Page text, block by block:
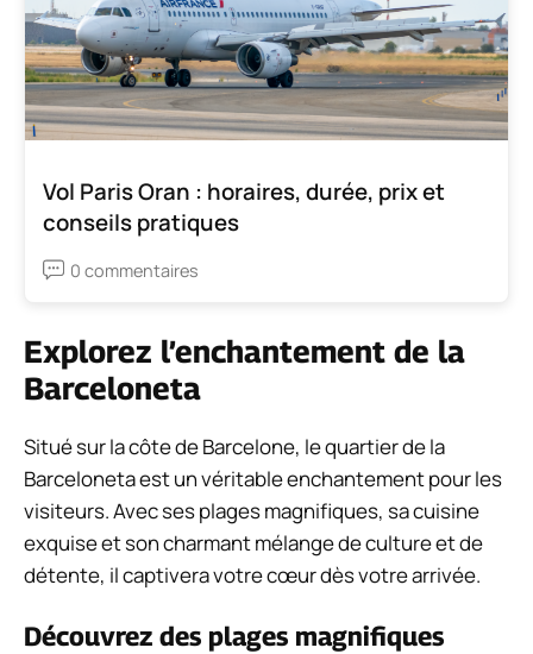
Vol Paris Oran : horaires, durée, prix et
conseils pratiques
0 commentaires
Explorez l’enchantement de la
Barceloneta
Situé sur la côte de Barcelone, le quartier de la
Barceloneta est un véritable enchantement pour les
visiteurs. Avec ses plages magnifiques, sa cuisine
exquise et son charmant mélange de culture et de
détente, il captivera votre cœur dès votre arrivée.
Découvrez des plages magnifiques